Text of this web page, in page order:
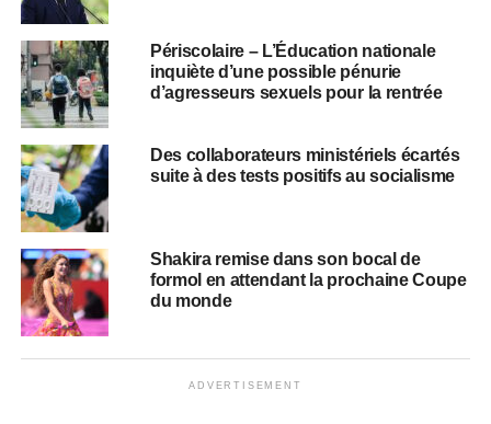
Périscolaire – L’Éducation nationale
inquiète d’une possible pénurie
d’agresseurs sexuels pour la rentrée
Des collaborateurs ministériels écartés
suite à des tests positifs au socialisme
Shakira remise dans son bocal de
formol en attendant la prochaine Coupe
du monde
ADVERTISEMENT